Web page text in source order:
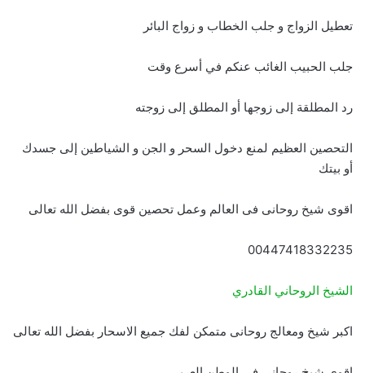
تعطيل الزواج و جلب الخطاب و زواج البائر
جلب الحبيب الغائب عنكم في أسرع وقت
رد المطلقة إلى زوجها أو المطلق إلى زوجته
التحصين العظيم لمنع دخول السحر و الجن و الشياطين إلى جسدك
أو بيتك
اقوى شيخ روحانى فى العالم وعمل تحصين قوى بفضل الله تعالى
00447418332235
الشيخ الروحاني القادري
اكبر شيخ ومعالج روحانى متمكن لفك جميع الاسحار بفضل الله تعالى